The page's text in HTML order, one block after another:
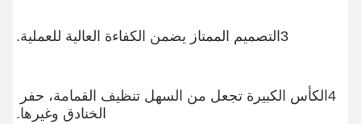
3التصميم الممتاز يضمن الكفاءة العالية للعملية.
الخنادق وغيرها.